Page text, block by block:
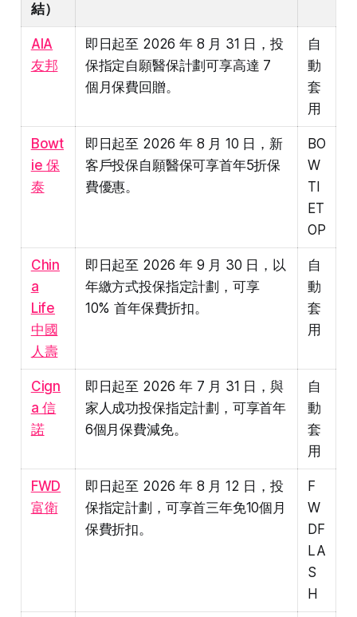
結）
AIA
友邦
即日起至 2026 年 8 月 31 日，投
保指定自願醫保計劃可享高達 7
個月保費回贈。
自
動
套
用
Bowt
ie 保
泰
即日起至 2026 年 8 月 10 日，新
客戶投保自願醫保可享首年5折保
費優惠。
BO
W
TI
ET
OP
Chin
a
Life
中國
人壽
即日起至 2026 年 9 月 30 日，以
年繳方式投保指定計劃，可享
10% 首年保費折扣。
自
動
套
用
Cign
a 信
諾
即日起至 2026 年 7 月 31 日，與
家人成功投保指定計劃，可享首年
6個月保費減免。
自
動
套
用
FWD
富衛
即日起至 2026 年 8 月 12 日，投
保指定計劃，可享首三年免10個月
保費折扣。
F
W
DF
LA
S
H